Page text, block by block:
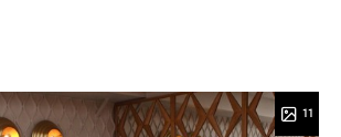
11